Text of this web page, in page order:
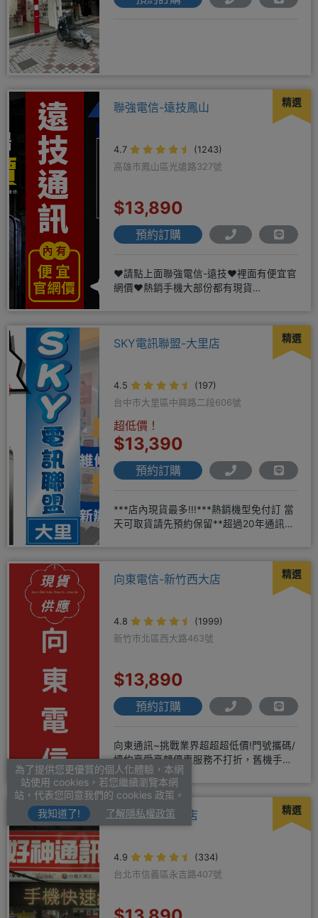
精選
聯強電信-遠技鳳山
4.7
(1243)
高雄市鳳山區光遠路327號
$13,890
預約訂購
❤️請點上面聯強電信-遠技❤️裡面有便宜官
網價❤️熱銷手機大部份都有現貨
精選
SKY電訊聯盟-大里店
4.5
(197)
台中市大里區中興路二段606號
超低價！
$13,390
預約訂購
***店內現貨最多!!!***熱銷機型免付訂 當
天可取貨請先預約保留**超過20年通訊經
精選
向東電信-新竹西大店
4.8
(1999)
新竹市北區西大路463號
$13,890
預約訂購
向東通訊~挑戰業界超超超低價!門號攜碼/
續約享受高額優惠服務不打折，舊機手機
還能享受舊換新加碼優惠!!
精選
好神通訊-永吉店
4.9
(334)
台北市信義區永吉路407號
為了提供您更優質的個人化體驗，本網
站使用 cookies，若您繼續瀏覽本網
站，代表您同意我們的 cookies 政策。
我知道了!
了解隱私權政策